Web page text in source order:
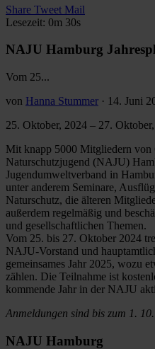
Share Tweet Mail
Lesezeit: 0m 30s
NAJU Hamburg
Vom 25...
von Hanna Stummer · 14. Juni
25. Oktober, 2024 – 27.
Mit knapp 5000 Mitgliedern von
Naturschutzjugend (NAJU)
Jugendumweltverband in
unter anderem Seminare,
Naturschutz, die älteren
außerdem regelmäßig und
und gesellschaftlichen Themen.
Vom 25. bis 27. Oktober 2024
NAJU-Vorstand und
gemeinsames Jahr 2025, wozu
zählen. Die Teilnahme ist
kommende Jahr in der NAJU
Anmeldungen sind bis zum 1.
NAJU Hamburg